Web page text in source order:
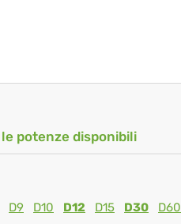
potenze disponibili
D9 D10 D12 D15 D30 D60